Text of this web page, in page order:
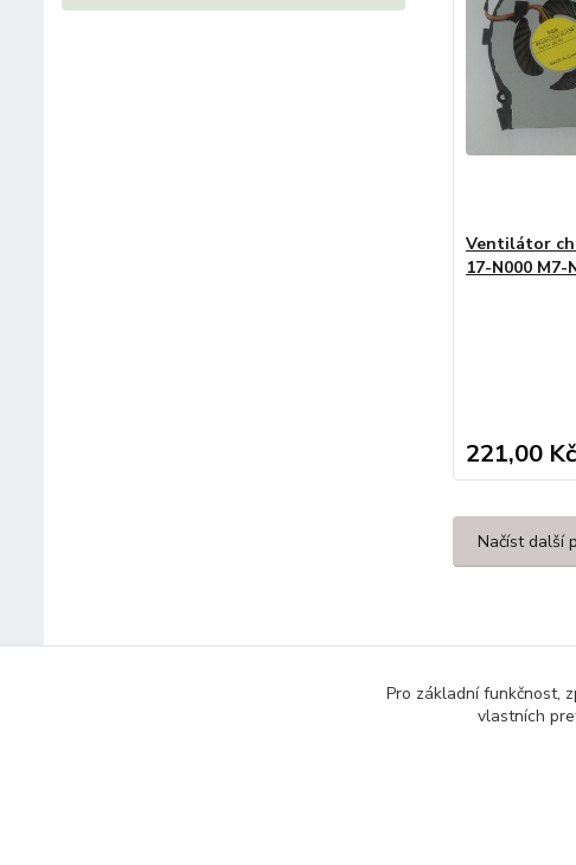
Ventilátor
17-N000 M7-
221,00 Kč
Načíst další
Pro základní funkčnost,
vlastních